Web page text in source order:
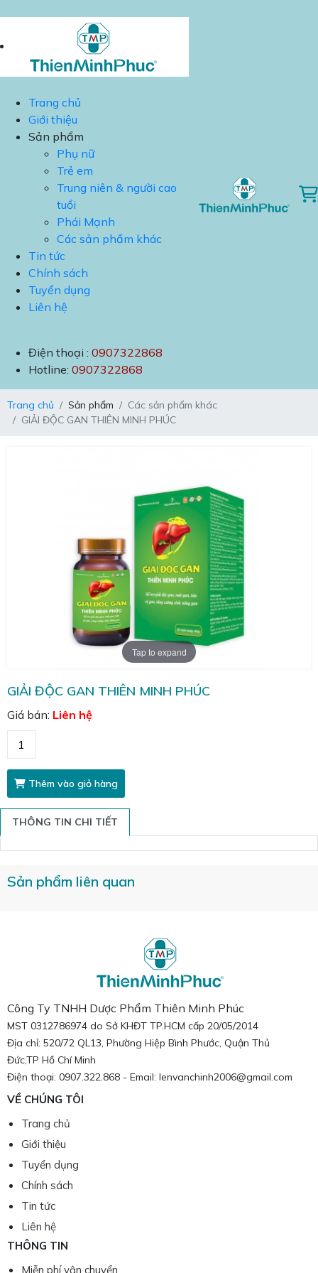
Trang chủ
Giới thiệu
Sản phẩm
Phụ nữ
Trẻ em
Trung niên & người cao
tuổi
Phái Mạnh
Các sản phẩm khác
Tin tức
Chính sách
Tuyển dụng
Liên hệ
Điện thoại : 0907322868
Hotline: 0907322868
Trang chủ Sản phẩm
Các sản phẩm khác
GIẢI ĐỘC GAN THIÊN MINH PHÚC
GIẢI ĐỘC GAN THIÊN MINH PHÚC
Giá bán: Liên hệ
Thêm vào giỏ hàng
Tap to expand
THÔNG TIN CHI TIẾT
Sản phẩm liên quan
Công Ty TNHH Dược Phẩm Thiên Minh Phúc
MST 0312786974 do Sở KHĐT TP.HCM cấp 20/05/2014
Địa chỉ: 520/72 QL13, Phường Hiệp Bình Phước, Quận Thủ
Đức,TP Hồ Chí Minh
Điện thoại: 0907.322.868 - Email: lenvanchinh2006@gmail.com
VỀ CHÚNG TÔI
Trang chủ
Giới thiệu
Tuyển dụng
Chính sách
Tin tức
Liên hệ
THÔNG TIN
Miễn phí vận chuyển